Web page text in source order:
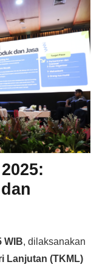
WIB, dilaksanakan
Lanjutan (TKML)